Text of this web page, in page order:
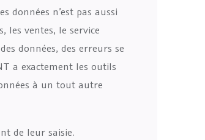
données n’est pas aussi
les ventes, le service
données, des erreurs se
a exactement les outils
à un tout autre
de leur saisie.